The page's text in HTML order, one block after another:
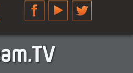
FacebookYouTubeTwitter